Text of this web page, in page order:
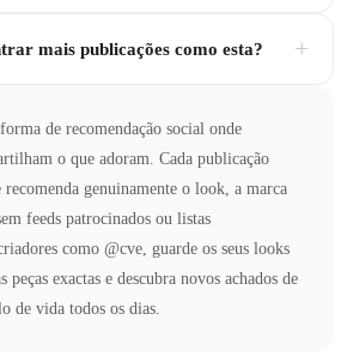
mais publicações como esta? +
de recomendação social onde
o que adoram. Cada publicação
genuinamente o look, a marca
feeds patrocinados ou listas
como @cve, guarde os seus looks
exactas e descubra novos achados de
de vida todos os dias.